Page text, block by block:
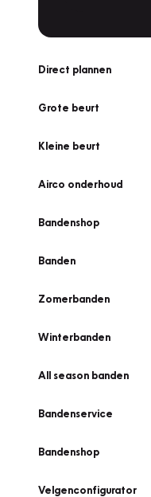
Direct plannen
Grote beurt
Kleine beurt
Airco onderhoud
Bandenshop
Banden
Zomerbanden
Winterbanden
All season banden
Bandenservice
Bandenshop
Velgenconfigurator